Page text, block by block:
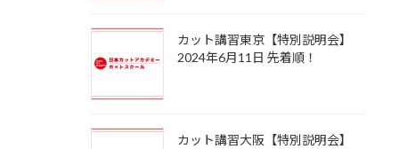
カット講習東京【特別説明会】
2024年6月11日 先着順！
カット講習大阪【特別説明会】